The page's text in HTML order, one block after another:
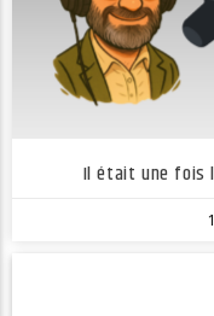
Il était une fois